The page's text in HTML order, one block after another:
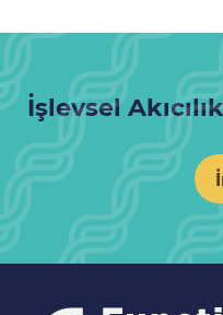
İşlevsel